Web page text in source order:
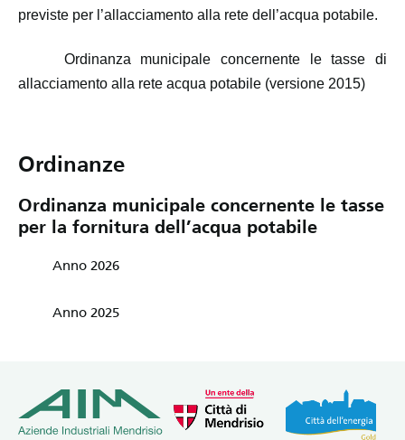
previste per l’allacciamento alla rete dell’acqua potabile.
Ordinanza municipale concernente le tasse di
allacciamento alla rete acqua potabile (versione 2015)
Ordinanze
Ordinanza municipale concernente le tasse
per la fornitura dell’acqua potabile
Anno 2026
Anno 2025